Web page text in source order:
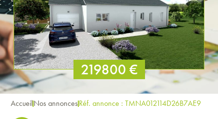
219800 €
AccueilNos annoncesRéf. annonce : TMNA012114D26B7AE9